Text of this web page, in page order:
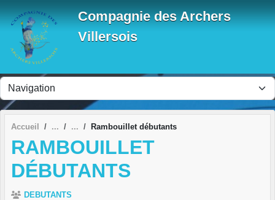
Compagnie des Archers
Villersois
Accueil Rambouillet débutants
RAMBOUILLET
DÉBUTANTS
DEBUTANTS